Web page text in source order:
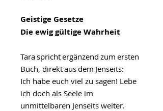
Geistige Gesetze
Die ewig gültige Wahrheit
Tara spricht ergänzend zum ersten
Buch, direkt aus dem Jenseits:
Ich habe euch viel zu sagen! Lebe
ich doch als Seele im
unmittelbaren Jenseits weiter.